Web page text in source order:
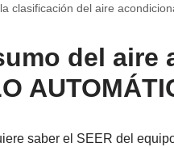
clasificación del aire
del aire
saber el SEER del